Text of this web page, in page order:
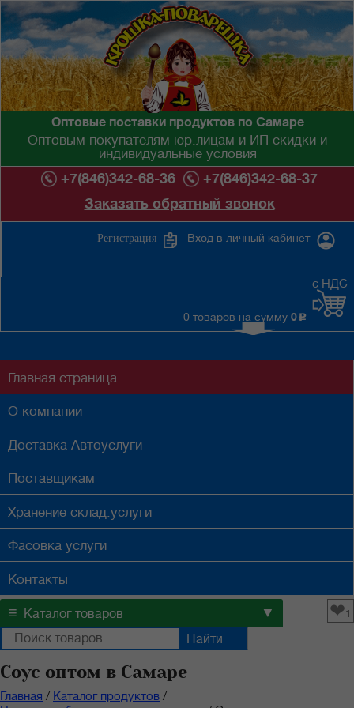
Оптовые поставки продуктов по Самаре
Оптовым покупателям юр.лицам и ИП скидки и
индивидуальные условия
+7(846)342-68-36
+7(846)342-68-37
Заказать обратный звонок
Вход в личный кабинет
Регистрация
0 товаров на сумму 0 c
с НДС
Главная страница
О компании
Доставка Автоуслуги
Поставщикам
Хранение склад.услуги
Фасовка услуги
Контакты
≡ Каталог товаров ▼ ❤1
Соус оптом в Самаре
Главная / Каталог продуктов /